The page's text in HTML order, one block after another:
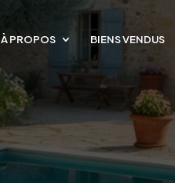
À PROPOS BIENS VENDUS